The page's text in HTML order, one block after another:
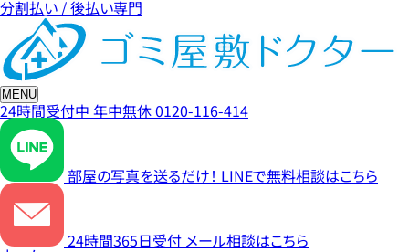
分割払い / 後払い専門
MENU
24時間受付中 年中無休0120-116-414
部屋の写真を送るだけ！ LINEで無料相談はこちら
24時間365日受付 メール相談はこちら